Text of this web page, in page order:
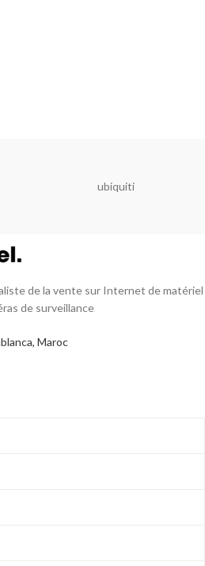
ubiquiti
de la vente sur Internet de matériel
de surveillance
Maroc